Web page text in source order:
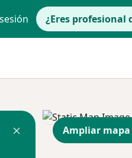
¿Eres profesional
Ampliar mapa